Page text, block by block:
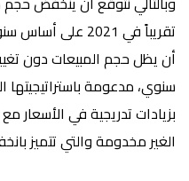
تقريباً في 2021
سنوي، مدعومة
بزيادات تدريجية في الأسعار
الغير مخدومة والتي تتميز